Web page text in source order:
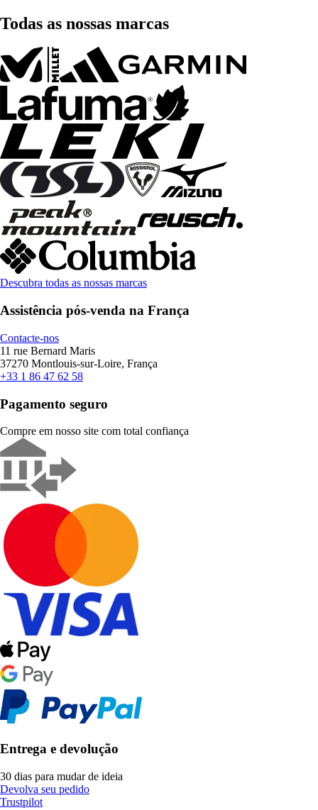
Todas as nossas marcas
Descubra todas as nossas marcas
Assistência pós-venda na França
Contacte-nos
11 rue Bernard Maris
37270 Montlouis-sur-Loire, França
+33 1 86 47 62 58
Pagamento seguro
Compre em nosso site com total confiança
Entrega e devolução
30 dias para mudar de ideia
Devolva seu pedido
Trustpilot